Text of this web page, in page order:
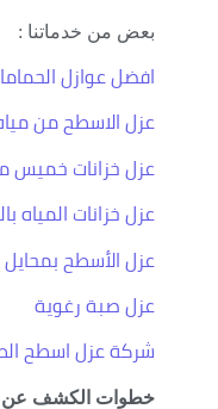
بعض من خدماتنا :
افضل عوازل
عزل الاسطح من
عزل خزانات خميس
عزل خزانات المياه
عزل الأسطح
عزل صبة رغوية
شركة عزل اسطح
خطوات الكشف عن